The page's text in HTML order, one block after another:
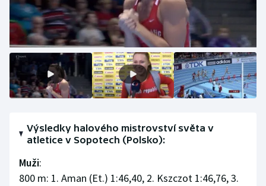
Výsledky halového mistrovství světa v
atletice v Sopotech (Polsko):
Muži:
800 m: 1. Aman (Et.) 1:46,40, 2. Kszczot 1:46,76, 3.